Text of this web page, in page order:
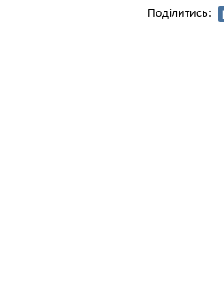
Поділитись: